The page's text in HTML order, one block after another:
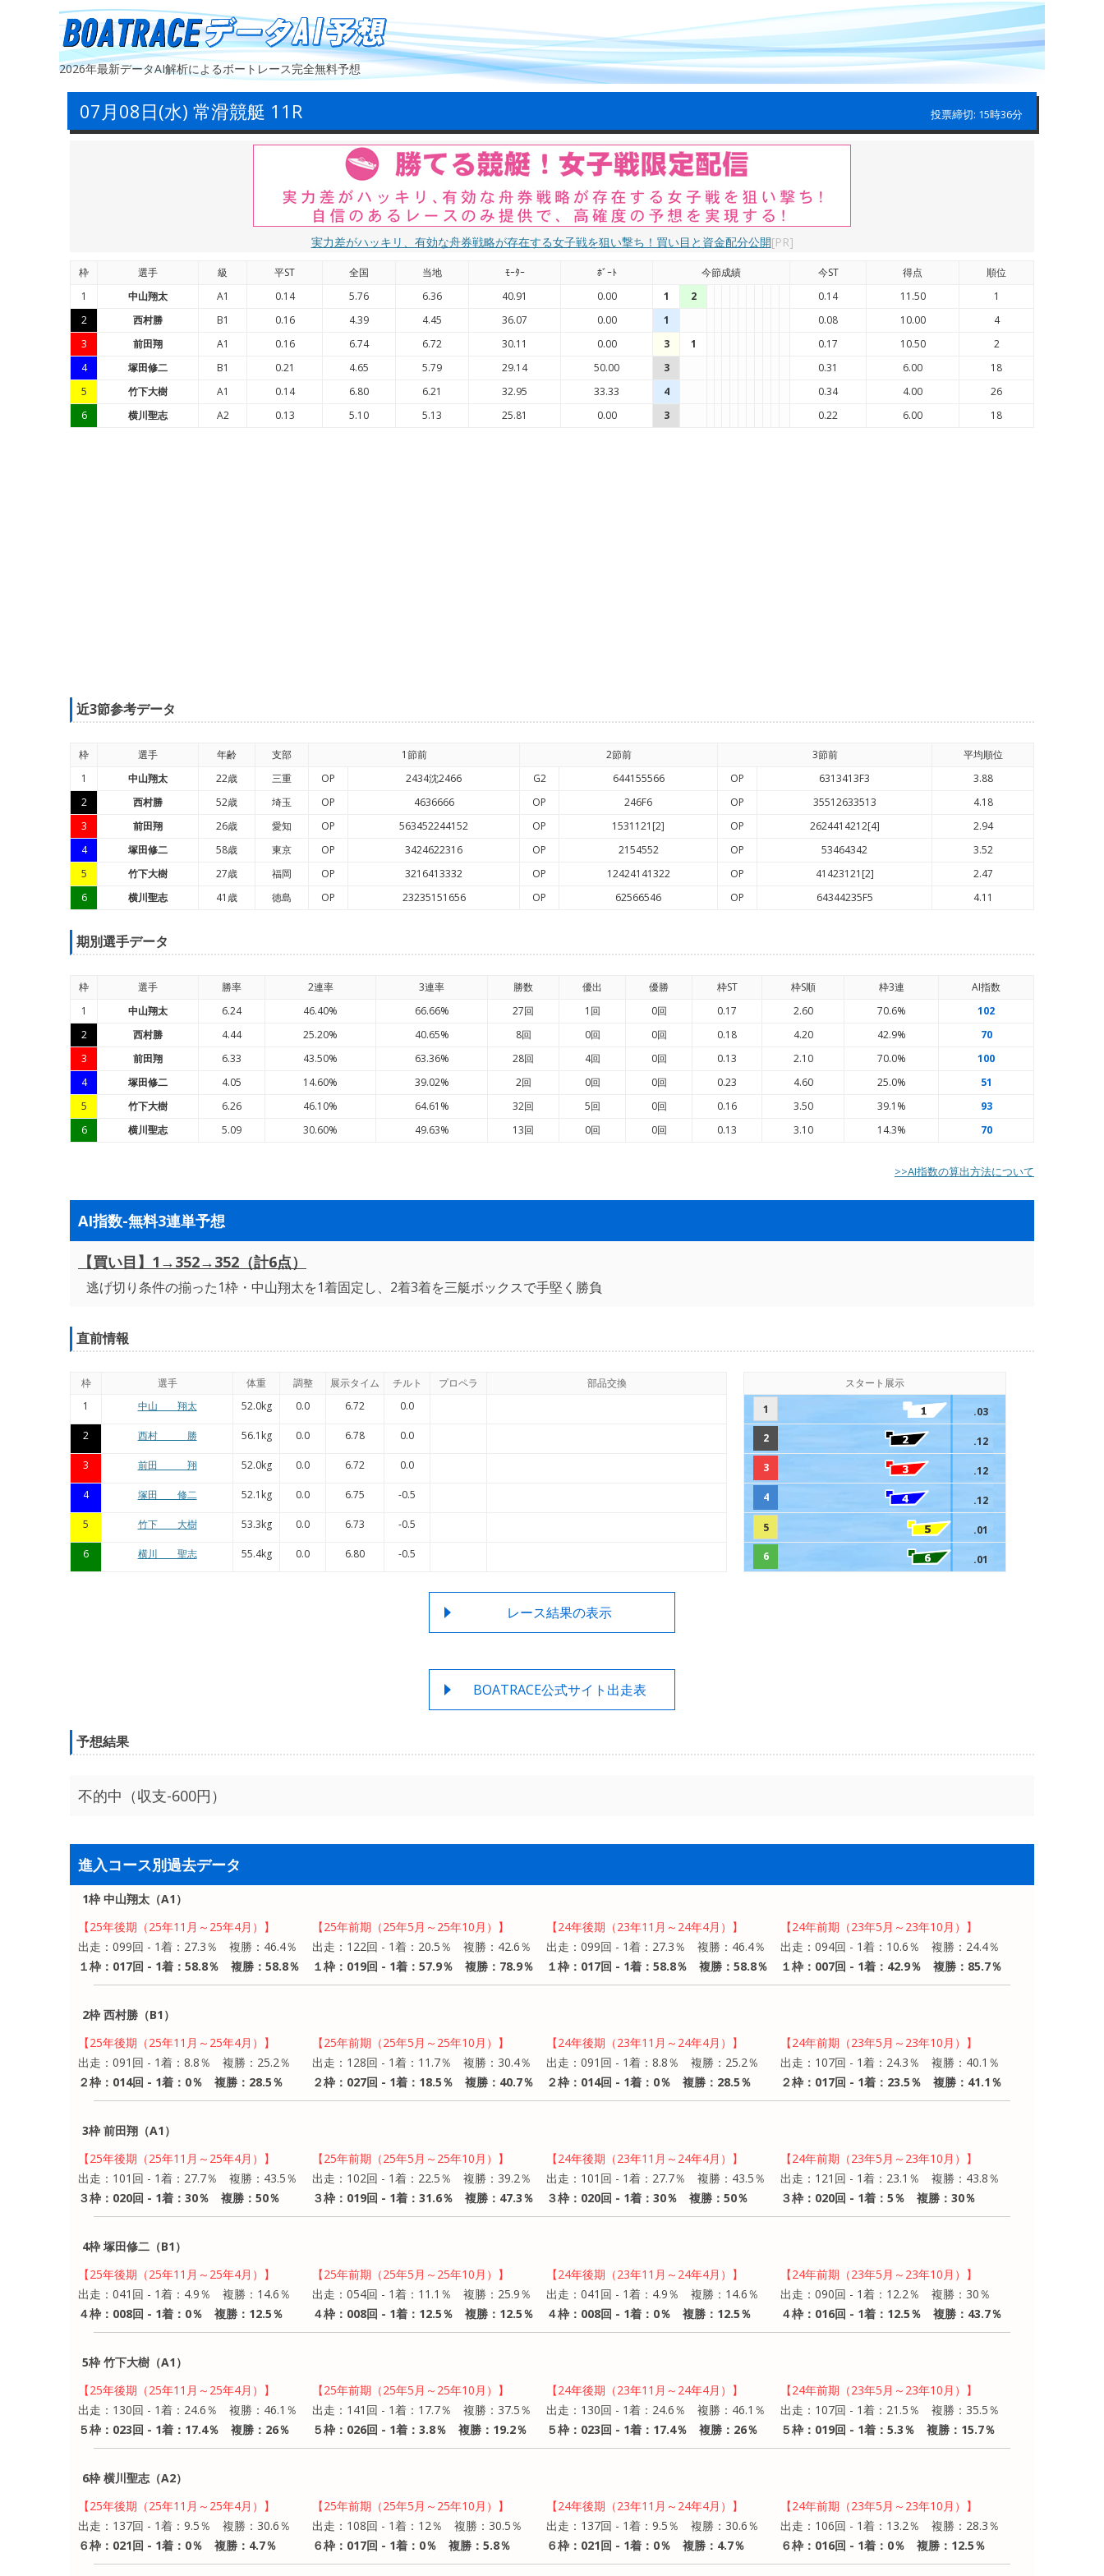
2026年最新データAI解析によるボートレース完全無料予想
07月08日(水) 常滑競艇 11R 投票締切: 15時36分
実力差がハッキリ、有効な舟券戦略が存在する女子戦を狙い撃ち！買い目と資金配分公開[PR]
枠 選手 級 平ST 全国 当地 ﾓｰﾀｰ ﾎﾞｰﾄ 今節成績 今ST 得点
順位
1
中山翔太 A1 0.14 5.76 6.36 40.91 0.00 1 2 0.14 11.50
1
2
西村勝 B1 0.16 4.39 4.45 36.07 0.00 1 0.08 10.00
4
3
前田翔 A1 0.16 6.74 6.72 30.11 0.00 3 1 0.17 10.50
2
4
塚田修二 B1 0.21 4.65 5.79 29.14 50.00 3 0.31 6.00
18
5
竹下大樹 A1 0.14 6.80 6.21 32.95 33.33 4 0.34 4.00
26
6
横川聖志 A2 0.13 5.10 5.13 25.81 0.00 3 0.22 6.00 18
近3節参考データ
枠 選手 年齢 支部 1節前 2節前 3節前 平均順位
1
中山翔太 22歳 三重 OP 2434沈2466 G2 644155566 OP 6313413F3
3.88
2
西村勝 52歳 埼玉 OP 4636666 OP 246F6 OP 35512633513
4.18
3
前田翔 26歳 愛知 OP 563452244152 OP 1531121[2] OP 2624414212[4]
2.94
4
塚田修二 58歳 東京 OP 3424622316 OP 2154552 OP 53464342
3.52
5
竹下大樹 27歳 福岡 OP 3216413332 OP 12424141322 OP 41423121[2]
2.47
6
横川聖志 41歳 徳島 OP 23235151656 OP 62566546 OP 64344235F5 4.11
期別選手データ
枠 選手 勝率 2連率 3連率 勝数 優出 優勝 枠ST 枠S順 枠3連 AI指数
1
中山翔太 6.24 46.40% 66.66% 27回 1回 0回 0.17 2.60 70.6%
102
2
西村勝 4.44 25.20% 40.65% 8回 0回 0回 0.18 4.20 42.9%
70
3
前田翔 6.33 43.50% 63.36% 28回 4回 0回 0.13 2.10 70.0%
100
4
塚田修二 4.05 14.60% 39.02% 2回 0回 0回 0.23 4.60 25.0%
51
5
竹下大樹 6.26 46.10% 64.61% 32回 5回 0回 0.16 3.50 39.1%
93
6
横川聖志 5.09 30.60% 49.63% 13回 0回 0回 0.13 3.10 14.3% 70
>>AI指数の算出方法について
AI指数-無料3連単予想
【買い目】1→352→352（計6点）
逃げ切り条件の揃った1枠・中山翔太を1着固定し、2着3着を三艇ボックスで手堅く勝負
直前情報
枠 選手 体重 調整 展示タイム チルト プロペラ
部品交換
1
中山 翔太 52.0kg 0.0 6.72 0.0
2 西村 勝 56.1kg 0.0 6.78 0.0
3 前田 翔 52.0kg 0.0 6.72 0.0
4 塚田 修二 52.1kg 0.0 6.75 -0.5
5 竹下 大樹 53.3kg 0.0 6.73 -0.5
6 横川 聖志 55.4kg 0.0 6.80 -0.5
スタート展示
1
.03
2
.12
3
.12
4
.12
5
.01
6
.01
レース結果の表示
BOATRACE公式サイト出走表
予想結果
不的中（収支-600円）
進入コース別過去データ
1枠 中山翔太（A1）
【25年後期（25年11月～25年4月）】
出走：099回 - 1着：27.3％ 複勝：46.4％
１枠：017回 - 1着：58.8％ 複勝：58.8％
【25年前期（25年5月～25年10月）】
出走：122回 - 1着：20.5％ 複勝：42.6％
１枠：019回 - 1着：57.9％ 複勝：78.9％
【24年後期（23年11月～24年4月）】
出走：099回 - 1着：27.3％ 複勝：46.4％
１枠：017回 - 1着：58.8％ 複勝：58.8％
【24年前期（23年5月～23年10月）】
出走：094回 - 1着：10.6％ 複勝：24.4％
１枠：007回 - 1着：42.9％ 複勝：85.7％
2枠 西村勝（B1）
【25年後期（25年11月～25年4月）】
出走：091回 - 1着：8.8％ 複勝：25.2％
２枠：014回 - 1着：0％ 複勝：28.5％
【25年前期（25年5月～25年10月）】
出走：128回 - 1着：11.7％ 複勝：30.4％
２枠：027回 - 1着：18.5％ 複勝：40.7％
【24年後期（23年11月～24年4月）】
出走：091回 - 1着：8.8％ 複勝：25.2％
２枠：014回 - 1着：0％ 複勝：28.5％
【24年前期（23年5月～23年10月）】
出走：107回 - 1着：24.3％ 複勝：40.1％
２枠：017回 - 1着：23.5％ 複勝：41.1％
3枠 前田翔（A1）
【25年後期（25年11月～25年4月）】
出走：101回 - 1着：27.7％ 複勝：43.5％
３枠：020回 - 1着：30％ 複勝：50％
【25年前期（25年5月～25年10月）】
出走：102回 - 1着：22.5％ 複勝：39.2％
３枠：019回 - 1着：31.6％ 複勝：47.3％
【24年後期（23年11月～24年4月）】
出走：101回 - 1着：27.7％ 複勝：43.5％
３枠：020回 - 1着：30％ 複勝：50％
【24年前期（23年5月～23年10月）】
出走：121回 - 1着：23.1％ 複勝：43.8％
３枠：020回 - 1着：5％ 複勝：30％
4枠 塚田修二（B1）
【25年後期（25年11月～25年4月）】
出走：041回 - 1着：4.9％ 複勝：14.6％
４枠：008回 - 1着：0％ 複勝：12.5％
【25年前期（25年5月～25年10月）】
出走：054回 - 1着：11.1％ 複勝：25.9％
４枠：008回 - 1着：12.5％ 複勝：12.5％
【24年後期（23年11月～24年4月）】
出走：041回 - 1着：4.9％ 複勝：14.6％
４枠：008回 - 1着：0％ 複勝：12.5％
【24年前期（23年5月～23年10月）】
出走：090回 - 1着：12.2％ 複勝：30％
４枠：016回 - 1着：12.5％ 複勝：43.7％
5枠 竹下大樹（A1）
【25年後期（25年11月～25年4月）】
出走：130回 - 1着：24.6％ 複勝：46.1％
５枠：023回 - 1着：17.4％ 複勝：26％
【25年前期（25年5月～25年10月）】
出走：141回 - 1着：17.7％ 複勝：37.5％
５枠：026回 - 1着：3.8％ 複勝：19.2％
【24年後期（23年11月～24年4月）】
出走：130回 - 1着：24.6％ 複勝：46.1％
５枠：023回 - 1着：17.4％ 複勝：26％
【24年前期（23年5月～23年10月）】
出走：107回 - 1着：21.5％ 複勝：35.5％
５枠：019回 - 1着：5.3％ 複勝：15.7％
6枠 横川聖志（A2）
【25年後期（25年11月～25年4月）】
出走：137回 - 1着：9.5％ 複勝：30.6％
６枠：021回 - 1着：0％ 複勝：4.7％
【25年前期（25年5月～25年10月）】
出走：108回 - 1着：12％ 複勝：30.5％
６枠：017回 - 1着：0％ 複勝：5.8％
【24年後期（23年11月～24年4月）】
出走：137回 - 1着：9.5％ 複勝：30.6％
６枠：021回 - 1着：0％ 複勝：4.7％
【24年前期（23年5月～23年10月）】
出走：106回 - 1着：13.2％ 複勝：28.3％
６枠：016回 - 1着：0％ 複勝：12.5％